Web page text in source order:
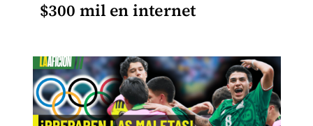
$300 mil en internet